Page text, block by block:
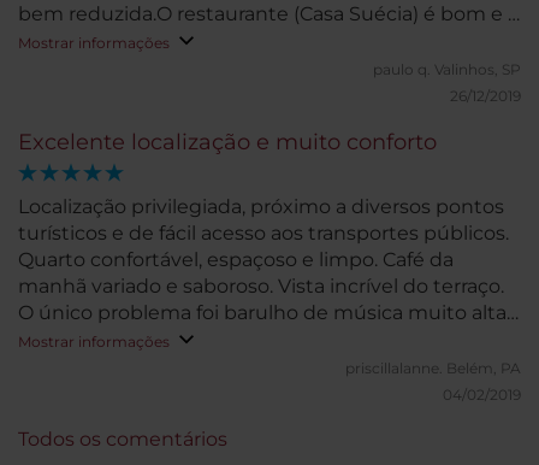
bem reduzida.O restaurante (Casa Suécia) é bom e é
uma boa opção quando comparado a opções fora
Mostrar informações
paulo q. Valinhos, SP
26/12/2019
Excelente localização e muito conforto
Localização privilegiada, próximo a diversos pontos
turísticos e de fácil acesso aos transportes públicos.
Quarto confortável, espaçoso e limpo. Café da
manhã variado e saboroso. Vista incrível do terraço.
O único problema foi barulho de música muito alta
de noite/madrugada.
Mostrar informações
priscillalanne.
Belém, PA
04/02/2019
Todos os comentários